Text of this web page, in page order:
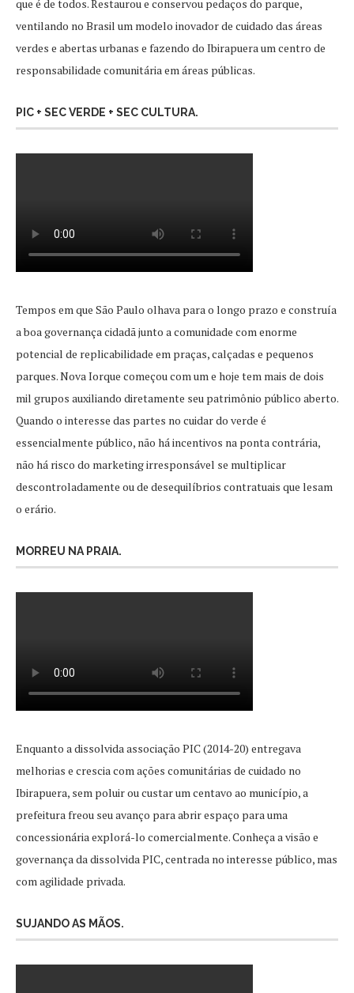
que é de todos. Restaurou e conservou pedaços do parque,
ventilando no Brasil um modelo inovador de cuidado das áreas
verdes e abertas urbanas e fazendo do Ibirapuera um centro de
responsabilidade comunitária em áreas públicas.
PIC + SEC VERDE + SEC CULTURA.
Tempos em que São Paulo olhava para o longo prazo e construía
a boa governança cidadã junto a comunidade com enorme
potencial de replicabilidade em praças, calçadas e pequenos
parques. Nova Iorque começou com um e hoje tem mais de dois
mil grupos auxiliando diretamente seu patrimônio público aberto.
Quando o interesse das partes no cuidar do verde é
essencialmente público, não há incentivos na ponta contrária,
não há risco do marketing irresponsável se multiplicar
descontroladamente ou de desequilíbrios contratuais que lesam
o erário.
MORREU NA PRAIA.
Enquanto a dissolvida associação PIC (2014-20) entregava
melhorias e crescia com ações comunitárias de cuidado no
Ibirapuera, sem poluir ou custar um centavo ao município, a
prefeitura freou seu avanço para abrir espaço para uma
concessionária explorá-lo comercialmente. Conheça a visão e
governança da dissolvida PIC, centrada no interesse público, mas
com agilidade privada.
SUJANDO AS MÃOS.